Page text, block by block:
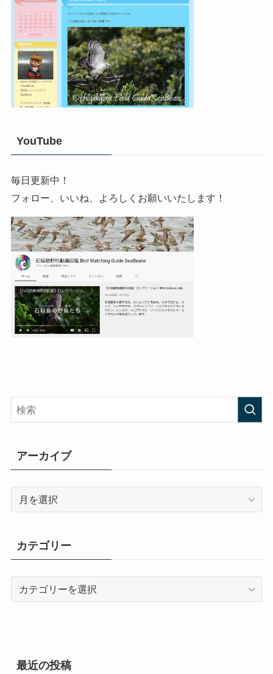
YouTube
毎日更新中！
フォロー、いいね、よろしくお願いいたします！
アーカイブ
ブ
カテゴリー
最近の投稿